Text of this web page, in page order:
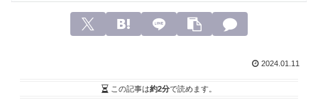
2024.01.11
この記事は約2分で読めます。